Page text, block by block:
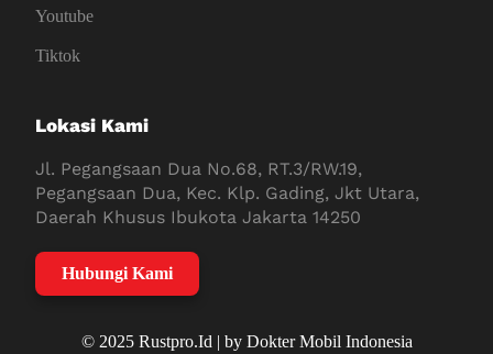
Youtube
Tiktok
Lokasi Kami
Jl. Pegangsaan Dua No.68, RT.3/RW.19,
Pegangsaan Dua, Kec. Klp. Gading, Jkt Utara,
Daerah Khusus Ibukota Jakarta 14250
Hubungi Kami
© 2025 Rustpro.Id | by Dokter Mobil Indonesia